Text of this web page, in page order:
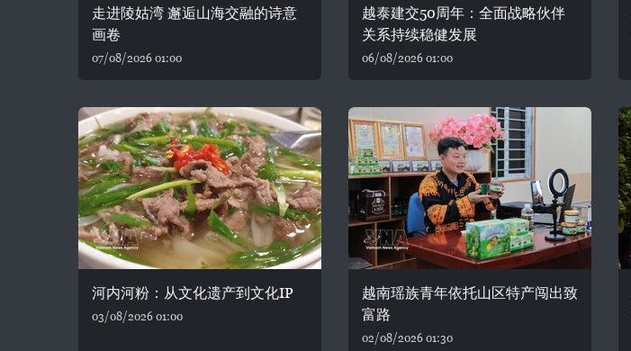
走进陵姑湾 邂逅山海交融的诗意
画卷
07/08/2026 01:00
越泰建交50周年：全面战略伙伴
关系持续稳健发展
06/08/2026 01:00
河内河粉：从文化遗产到文化IP
03/08/2026 01:00
越南瑶族青年依托山区特产闯出致
富路
02/08/2026 01:30